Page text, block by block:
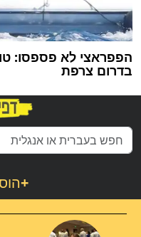
הפפראצי לא פספסו:
בדרום צרפת
+